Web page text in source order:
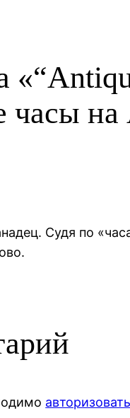
на
Судя по